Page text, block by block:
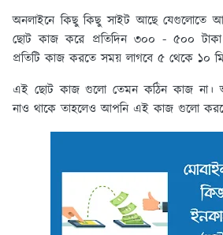
অনলাইনে কিছু কিছু সাইট আছে যেগুলোতে
ছোট কাজ করে প্রতিদিন ৩০০ - ৫০০
প্রতিটি কাজ করতে সময় লাগবে ৫ থেকে ১০
এই ছোট কাজ গুলো তেমন কঠিন কাজ না।
নাও থাকে তাহলেও আপনি এই কাজ গুলো